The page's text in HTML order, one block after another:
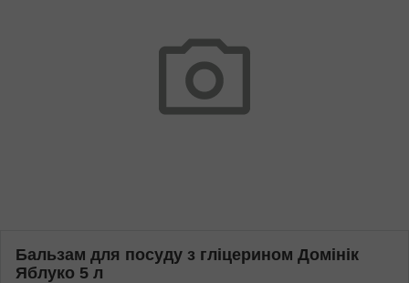
Бальзам для посуду з гліцерином Домінік
Яблуко 5 л